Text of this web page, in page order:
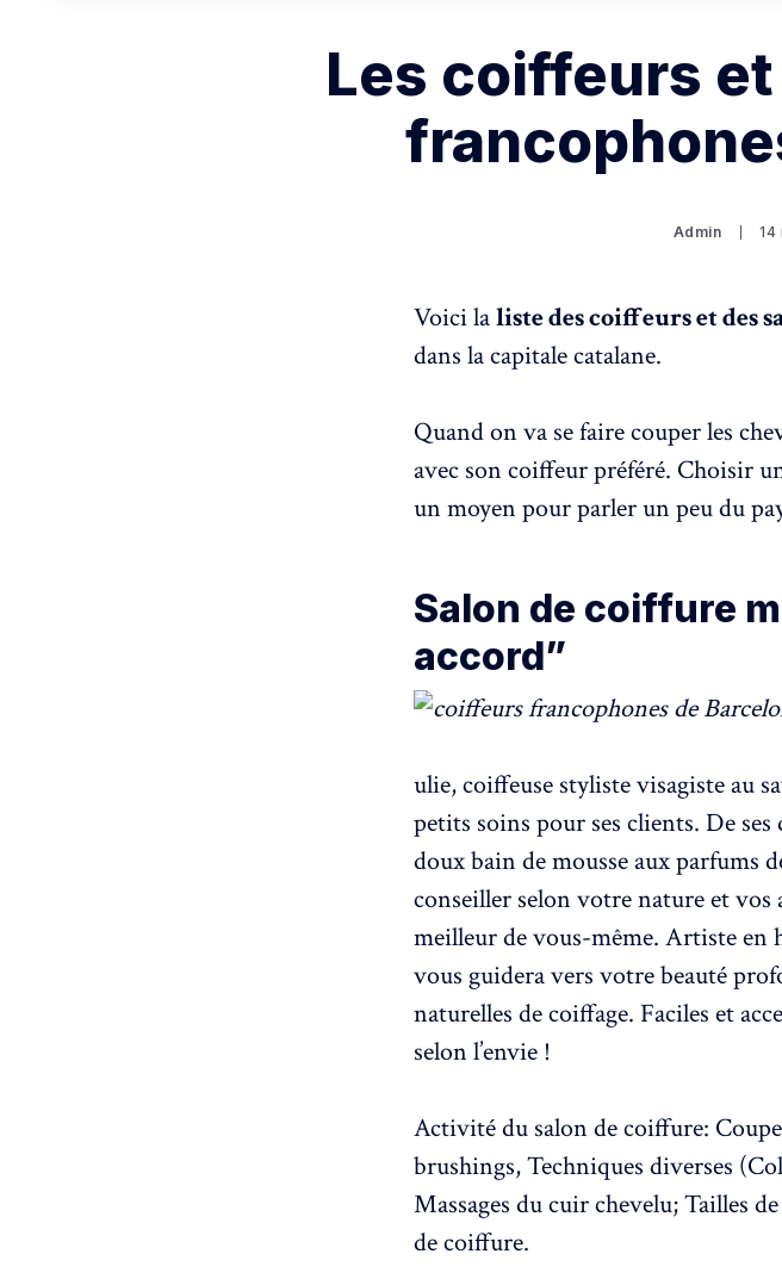
Les coiffeurs
Admin 14
Voici laliste des coiffeurs et des
dans la capitale catalane.
Quand on va se faire couper les
avec son coiffeur préféré. Choisir
un moyen pour parler un peu du
Salon de coiffure
accord”
ulie, coiffeuse styliste visagiste au
petits soins pour ses clients. De
doux bain de mousse aux parfums
conseiller selon votre nature et
meilleur de vous-même. Artiste en
vous guidera vers votre beauté
naturelles de coiffage. Faciles et
selon l’envie !
Activité du salon de coiffure:
brushings, Techniques diverses
Massages du cuir chevelu; Tailles
de coiffure.